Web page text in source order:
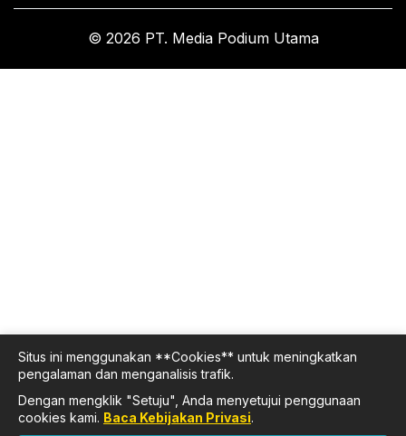
© 2026 PT. Media Podium Utama
Situs ini menggunakan **Cookies** untuk meningkatkan
pengalaman dan menganalisis trafik.
Dengan mengklik "Setuju", Anda menyetujui penggunaan
cookies kami. Baca Kebijakan Privasi.